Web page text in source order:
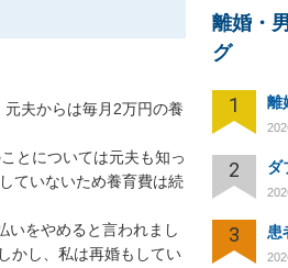
夫からは毎月2万円の養
とについては元夫も知っ
ていないため養育費は続
いをやめると言われまし
かし、私は再婚もしてい
離婚・
グ
1 離
2
3